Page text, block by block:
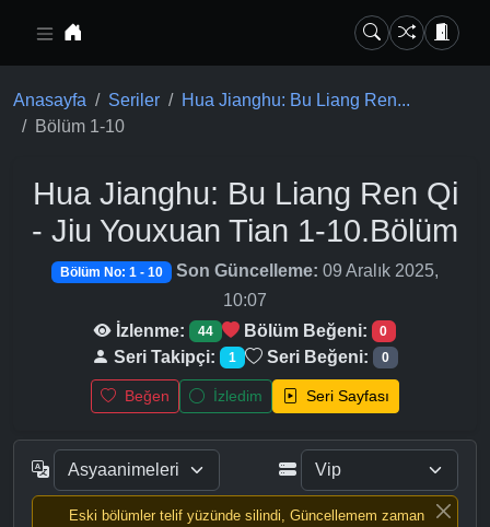
Anasayfa Seriler
Hua Jianghu: Bu Liang Ren...
Bölüm 1-10
Hua Jianghu: Bu Liang Ren Qi
- Jiu Youxuan Tian 1-10.Bölüm
Bölüm No: 1 - 10 Son Güncelleme: 09 Aralık 2025,
10:07
İzlenme:
44 Bölüm Beğeni: 0
Seri Takipçi: 1 Seri Beğeni: 0
Beğen İzledim Seri Sayfası
Eski bölümler telif yüzünde silindi, Güncellemem zaman